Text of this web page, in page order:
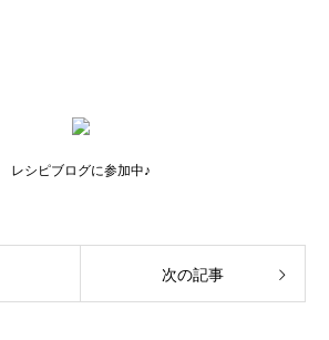
レシピブログに参加中♪
次の記事